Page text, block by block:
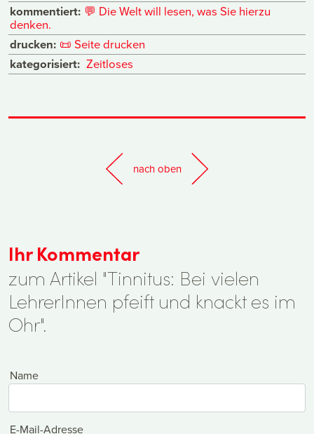
kommentiert: 💬 Die Welt will lesen, was Sie hierzu
denken.
drucken: 📜 Seite drucken
kategorisiert: Zeitloses
nach oben
Ihr Kommentar
zum Artikel "Tinnitus: Bei vielen
LehrerInnen pfeift und knackt es im
Ohr".
Name
E-Mail-Adresse